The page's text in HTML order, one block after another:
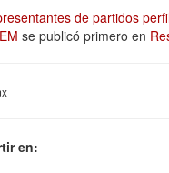
de partidos
se publicó primero en
en: